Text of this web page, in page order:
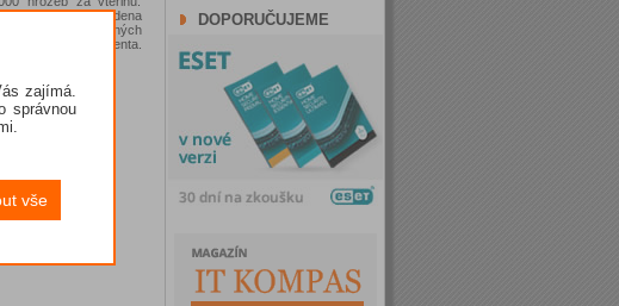
byla přitom vedena
počtu zachycených
procenta.
Nemucod.
DOPORUČUJEME
zajímá.
správnou
vše